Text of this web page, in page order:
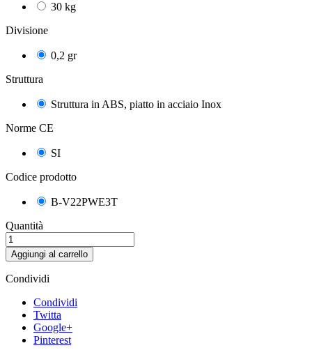
30 kg
Divisione
0,2 gr
Struttura
Struttura in ABS, piatto in acciaio Inox
Norme CE
SI
Codice prodotto
B-V22PWE3T
Quantità
Aggiungi al carrello
Condividi
Condividi
Twitta
Google+
Pinterest